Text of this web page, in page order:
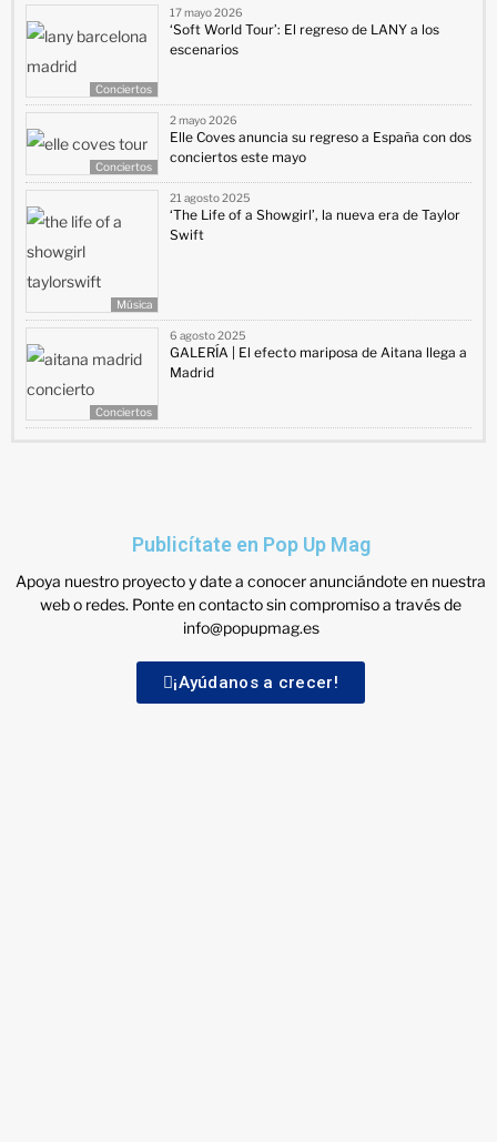
Conciertos
17 mayo 2026
‘Soft World Tour’: El regreso de LANY a los
escenarios
Conciertos
2 mayo 2026
Elle Coves anuncia su regreso a España con dos
conciertos este mayo
Música
21 agosto 2025
‘The Life of a Showgirl’, la nueva era de Taylor
Swift
Conciertos
6 agosto 2025
GALERÍA | El efecto mariposa de Aitana llega a
Madrid
Publicítate en Pop Up Mag
Apoya nuestro proyecto y date a conocer anunciándote en nuestra
web o redes. Ponte en contacto sin compromiso a través de
info@popupmag.es
¡Ayúdanos a crecer!